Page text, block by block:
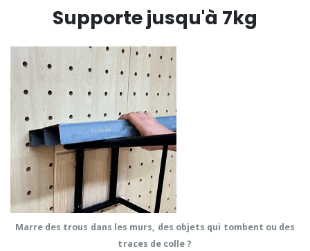
Supporte jusqu'à 7kg
Marre des trous dans les murs, des objets qui tombent ou des
traces de colle ?